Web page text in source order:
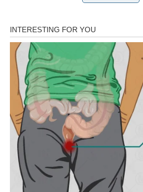
Istina vam otvara oči
Pred vama su veoma važni životni
RAK
Rakovi su dugo nosili teret tuge i
Ali sada konačno dolazi period tokom
vraća vjeru da sreća ipak postoji.
Sudbina vam šalje novu